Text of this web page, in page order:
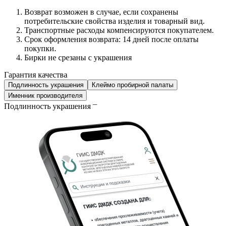
Возврат возможен в случае, если сохранены
потребительские свойства изделия и товарный вид.
Транспортные расходы компенсируются покупателем.
Срок оформления возврата: 14 дней после оплаты
покупки.
Бирки не срезаны с украшения
Гарантия качества
Подлинность украшения
Клеймо пробирной палаты
Именник производителя
Подлинность украшения